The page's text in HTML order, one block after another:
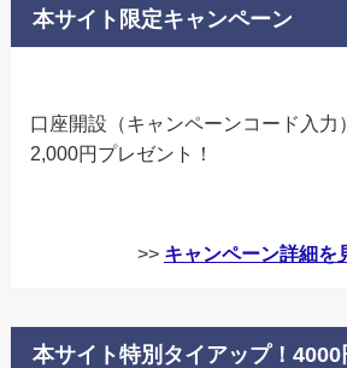
本サイト限定キャンペーン
口座開設（キャンペーンコード入力
2,000円プレゼント！
>> キャンペーン詳細を
本サイト特別タイアップ！4000